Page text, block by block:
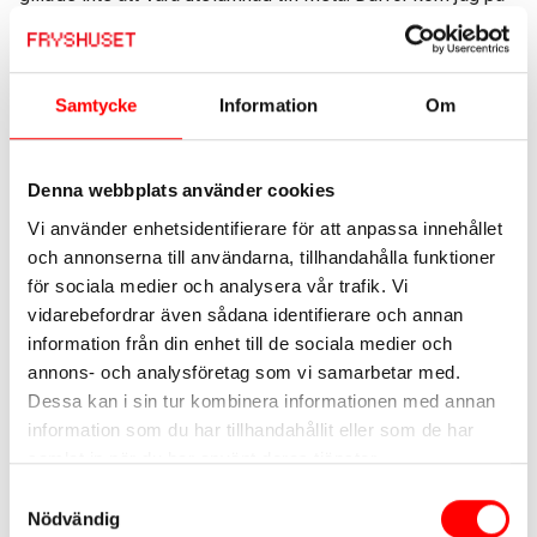
Samtycke Information Om
Denna webbplats använder cookies
Vi använder enhetsidentifierare för att anpassa innehållet
och annonserna till användarna, tillhandahålla funktioner
för sociala medier och analysera vår trafik. Vi
vidarebefordrar även sådana identifierare och annan
information från din enhet till de sociala medier och
annons- och analysföretag som vi samarbetar med.
Dessa kan i sin tur kombinera informationen med annan
information som du har tillhandahållit eller som de har
samlat in när du har använt deras tjänster.
Nödvändig
att jag skulle skriva en bok.
folkbildare? Amat säger att han inte riktigt tänker på det
”folkbildare” som en del använder om det jag gör. Den röda
tråden är att jag har forskat i ämnen som jag tycker är
intressanta och viktiga själv.
Amats tes är att vi vet för lite om Afrikas historia i
västvärlden. Att det fanns ett så stort intresse var en
motstånd, men att han har vant sig.